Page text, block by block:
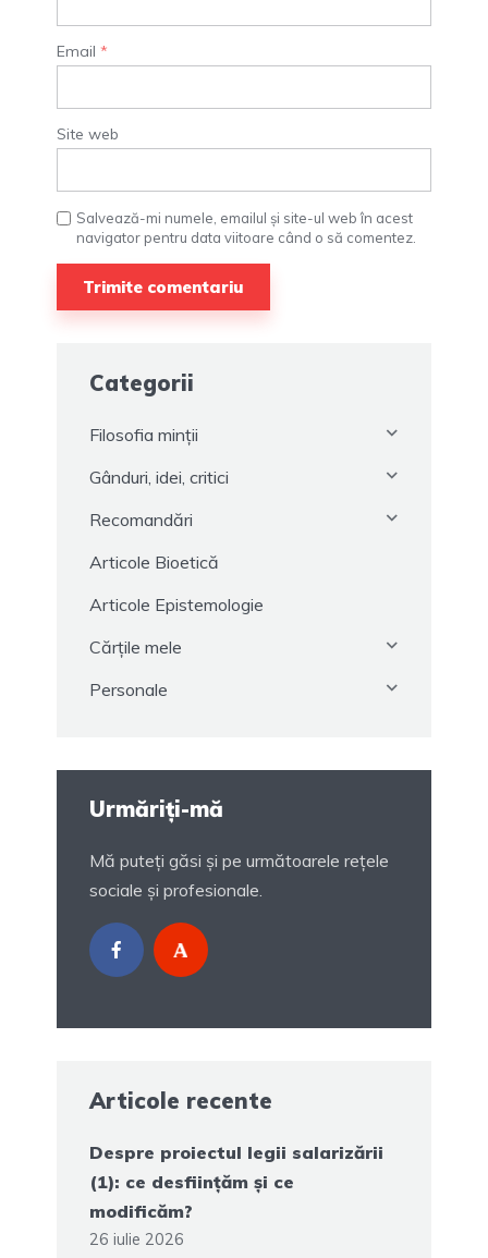
Email *
Site web
Salvează-mi numele, emailul și site-ul web în acest
navigator pentru data viitoare când o să comentez.
Categorii
Filosofia minții
Gânduri, idei, critici
Recomandări
Articole Bioetică
Articole Epistemologie
Cărțile mele
Personale
Urmăriți-mă
Mă puteți găsi și pe următoarele rețele
sociale și profesionale.
Articole recente
Despre proiectul legii salarizării
(1): ce desființăm și ce
modificăm?
26 iulie 2026